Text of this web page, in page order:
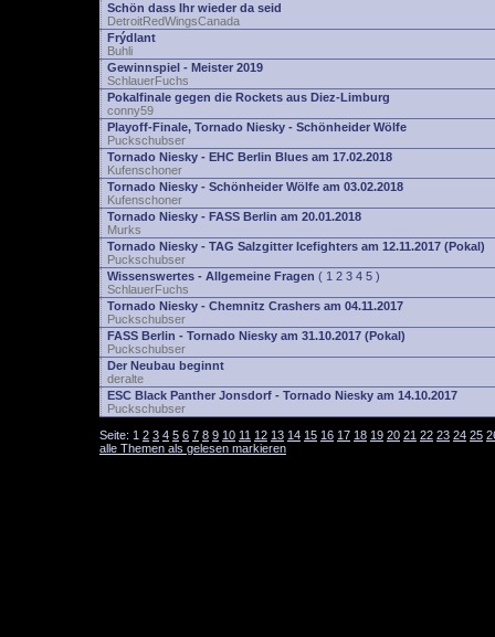
Schön dass Ihr wieder da seid
DetroitRedWingsCanada
Frýdlant
Buhli
Gewinnspiel - Meister 2019
SchlauerFuchs
Pokalfinale gegen die Rockets aus Diez-Limburg
conny59
Playoff-Finale, Tornado Niesky - Schönheider Wölfe
Puckschubser
Tornado Niesky - EHC Berlin Blues am 17.02.2018
Kufenschoner
Tornado Niesky - Schönheider Wölfe am 03.02.2018
Kufenschoner
Tornado Niesky - FASS Berlin am 20.01.2018
Murks
Tornado Niesky - TAG Salzgitter Icefighters am 12.11.2017 (Pokal)
Puckschubser
Wissenswertes - Allgemeine Fragen ( 1 2 3 4 5 )
SchlauerFuchs
Tornado Niesky - Chemnitz Crashers am 04.11.2017
Puckschubser
FASS Berlin - Tornado Niesky am 31.10.2017 (Pokal)
Puckschubser
Der Neubau beginnt
deralte
ESC Black Panther Jonsdorf - Tornado Niesky am 14.10.2017
Puckschubser
Seite: 1 2 3 4 5 6 7 8 9 10 11 12 13 14 15 16 17 18 19 20 21 22 23 24 25
alle Themen als gelesen markieren